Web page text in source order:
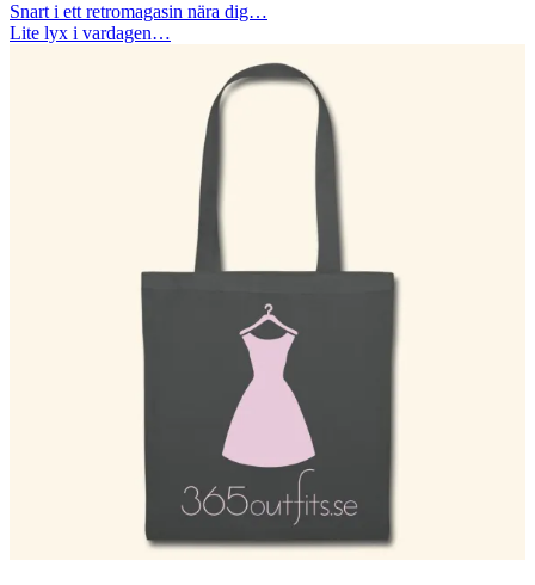
Snart i ett retromagasin nära dig…
Lite lyx i vardagen…